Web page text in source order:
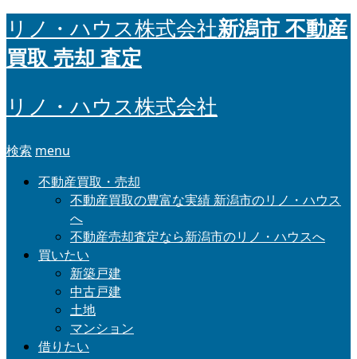
リノ・ハウス株式会社新潟市 不動産
買取 売却 査定
リノ・ハウス株式会社
検索 menu
不動産買取・売却
不動産買取の豊富な実績 新潟市のリノ・ハウス
へ
不動産売却査定なら新潟市のリノ・ハウスへ
買いたい
新築戸建
中古戸建
土地
マンション
借りたい